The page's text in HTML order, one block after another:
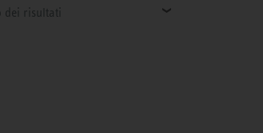
dei risultati